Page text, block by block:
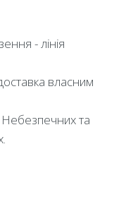
- лінія
власним
Небезпечних та